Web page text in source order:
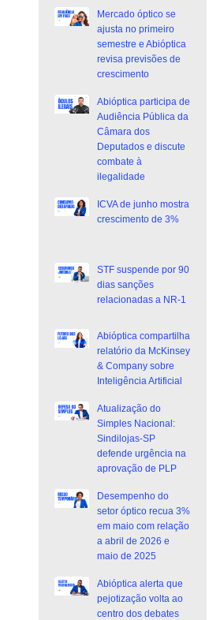
Mercado óptico se
ajusta no primeiro
semestre e Abióptica
revisa previsões de
crescimento
Abióptica participa de
Audiência Pública da
Câmara dos
Deputados e discute
combate à
ilegalidade
ICVA de junho mostra
crescimento de 3%
STF suspende por 90
dias sanções
relacionadas a NR-1
Abióptica compartilha
relatório da McKinsey
& Company sobre
Inteligência Artificial
Atualização do
Simples Nacional:
Sindilojas-SP
defende urgência na
aprovação de PLP
Desempenho do
setor óptico recua 3%
em maio com relação
a abril de 2026 e
maio de 2025
Abióptica alerta que
pejotização volta ao
centro dos debates